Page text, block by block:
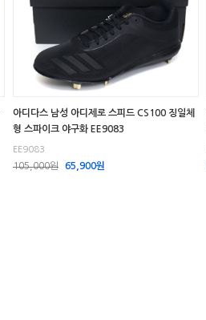
아디다스 남성 아디제로 스피드 CS100 징일체
형 스파이크 야구화 EE9083
EE9083
105,000원 65,900원